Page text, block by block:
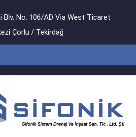
Blv. No: 106/AD Via West Ticaret
Çorlu / Tekirdağ